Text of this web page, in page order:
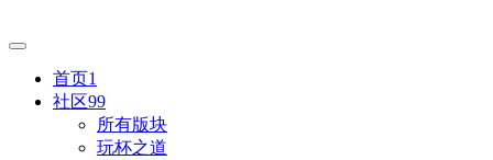
首页1
社区99
所有版块
玩杯之道